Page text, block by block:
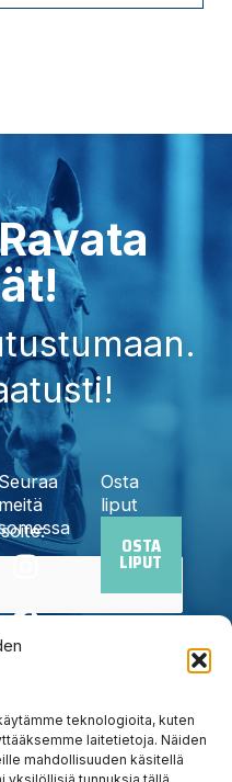
teknologioita, kuten
laitetietoja. Näiden
mahdollisuuden käsitellä
Seuraa
meitä
I
s
r
a
m
F
c
o
k
X
t
t
e
r
Y
u
e
T
k
Osta
liput
OSTA
LIPUT